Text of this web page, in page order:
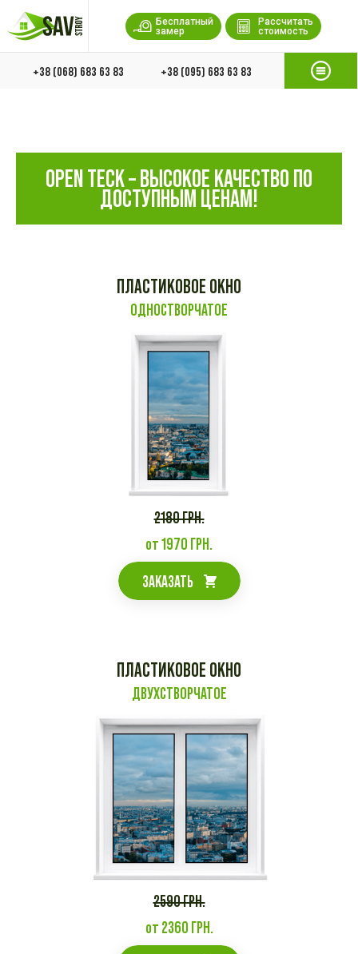
Бесплатный
замер
Рассчитать
стоимость
+38 (068) 683 63 83 +38 (095) 683 63 83
OPEN TECK – ВЫСОКОЕ КАЧЕСТВО ПО
ДОСТУПНЫМ ЦЕНАМ!
ПЛАСТИКОВОЕ ОКНО
ОДНОСТВОРЧАТОЕ
2180 ГРН.
от 1970 ГРН.
ЗАКАЗАТЬ
ПЛАСТИКОВОЕ ОКНО
ДВУХСТВОРЧАТОЕ
2590 ГРН.
от 2360 ГРН.